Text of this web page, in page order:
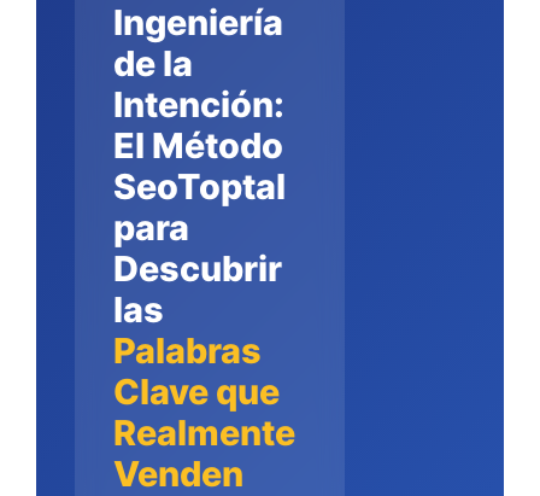
Ingeniería
de la
Intención:
El Método
SeoToptal
para
Descubrir
las
Palabras
Clave que
Realmente
Venden